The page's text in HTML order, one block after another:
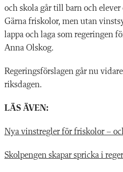
och skola går till barn och
Gärna friskolor, men utan
lappa och laga som regeringen
Anna Olskog.
Regeringsförslagen går nu
riksdagen.
LÄS ÄVEN:
Nya vinstregler för fri­skolor –
Skolpengen skapar spricka i